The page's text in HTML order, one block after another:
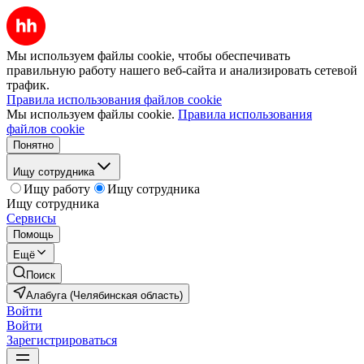
Мы используем файлы cookie, чтобы обеспечивать
правильную работу нашего веб-сайта и анализировать сетевой
трафик.
Правила использования файлов cookie
Мы используем файлы cookie. Правила использования
файлов cookie
Понятно
Ищу сотрудника
Ищу работу
Ищу сотрудника
Ищу сотрудника
Сервисы
Помощь
Ещё
Поиск
Алабуга (Челябинская область)
Войти
Войти
Зарегистрироваться